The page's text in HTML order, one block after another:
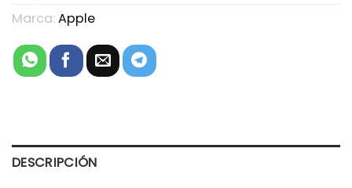
Marca: Apple
DESCRIPCIÓN